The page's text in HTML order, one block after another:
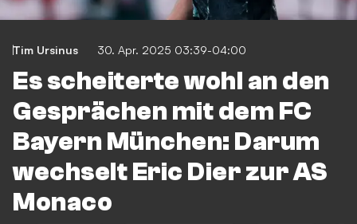
Tim Ursinus 30. Apr. 2025 03:39-04:00
Es scheiterte wohl an den
Gesprächen mit dem FC
Bayern München: Darum
wechselt Eric Dier zur AS
Monaco